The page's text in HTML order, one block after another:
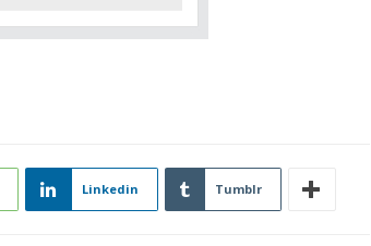
Linkedin Tumblr